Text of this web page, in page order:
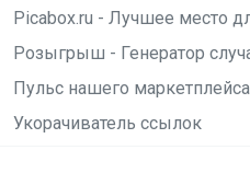
Picabox.ru - Лучшее место
Розыгрыш - Генератор
Пульс нашего маркетплейса
Укорачиватель ссылок